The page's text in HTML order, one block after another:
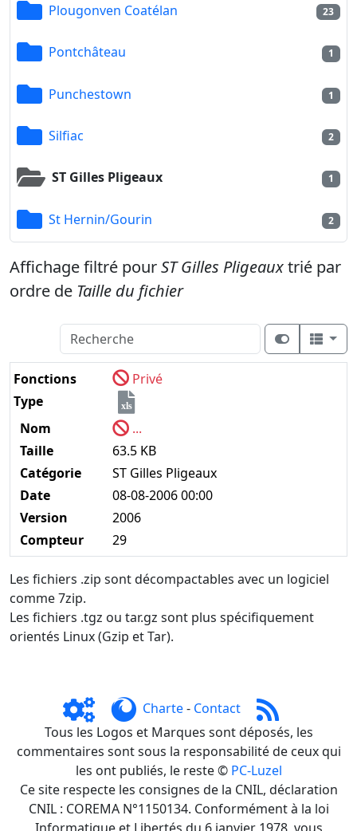
Plougonven Coatélan 23
Pontchâteau 1
Punchestown 1
Silfiac 2
ST Gilles Pligeaux 1
St Hernin/Gourin 2
Affichage filtré pourST Gilles Pligeauxtrié par
ordre de Taille du fichier
Fonctions
Privé
Type
xls
Nom
...
Taille
63.5 KB
Catégorie
ST Gilles Pligeaux
Date
08-08-2006 00:00
Version
2006
Compteur
29
Les fichiers .zip sont décompactables avec un logiciel
comme 7zip.
Les fichiers .tgz ou tar.gz sont plus spécifiquement
orientés Linux (Gzip et Tar).
Charte- Contact
Tous les Logos et Marques sont déposés, les
commentaires sont sous la responsabilité de ceux qui
les ont publiés, le reste © PC-Luzel
Ce site respecte les consignes de la CNIL, déclaration
CNIL : COREMA N°1150134. Conformément à la loi